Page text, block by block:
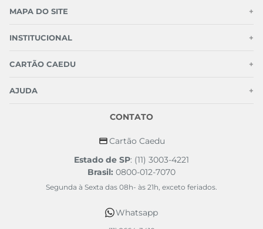
MAPA DO SITE +
INSTITUCIONAL +
CARTÃO CAEDU +
AJUDA +
CONTATO
Cartão Caedu
Estado de SP: (11) 3003-4221
Brasil: 0800-012-7070
Segunda à Sexta das 08h- às 21h, exceto feriados.
Whatsapp